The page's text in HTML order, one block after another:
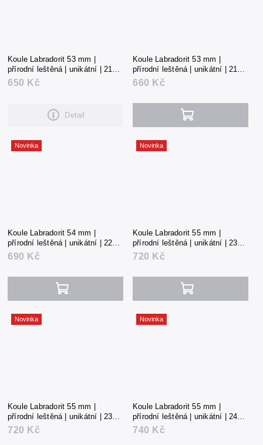
Koule Labradorit 53 mm |
přírodní leštěná | unikátní | 215 g
| Madagaskar
650 Kč
Detail
Koule Labradorit 53 mm |
přírodní leštěná | unikátní | 219 g
| Madagaskar
660 Kč
Novinka
Koule Labradorit 54 mm |
přírodní leštěná | unikátní | 227 g
| Madagaskar
690 Kč
Novinka
Koule Labradorit 55 mm |
přírodní leštěná | unikátní | 237 g
| Madagaskar
720 Kč
Novinka
Koule Labradorit 55 mm |
přírodní leštěná | unikátní | 239 g
| Madagaskar
720 Kč
Novinka
Koule Labradorit 55 mm |
přírodní leštěná | unikátní | 245 g
| Madagaskar
740 Kč